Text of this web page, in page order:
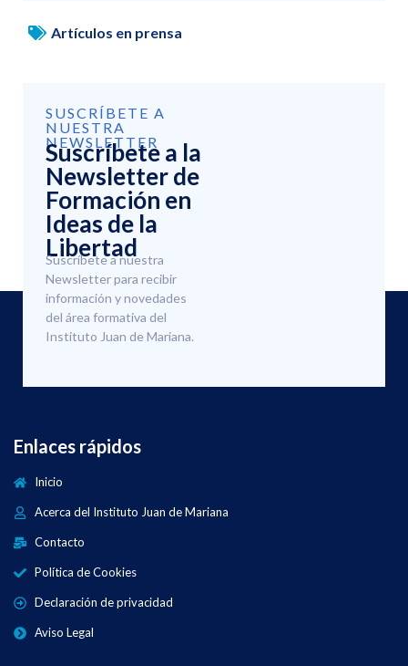
Artículos en prensa
SUSCRÍBETE A
NUESTRA
NEWSLETTER
Suscríbete a la
Newsletter de
Formación en
Ideas de la
Libertad
Suscríbete a nuestra
Newsletter para recibir
información y novedades
del área formativa del
Instituto Juan de Mariana.
Enlaces rápidos
Inicio
Acerca del Instituto Juan de Mariana
Contacto
Política de Cookies
Declaración de privacidad
Aviso Legal